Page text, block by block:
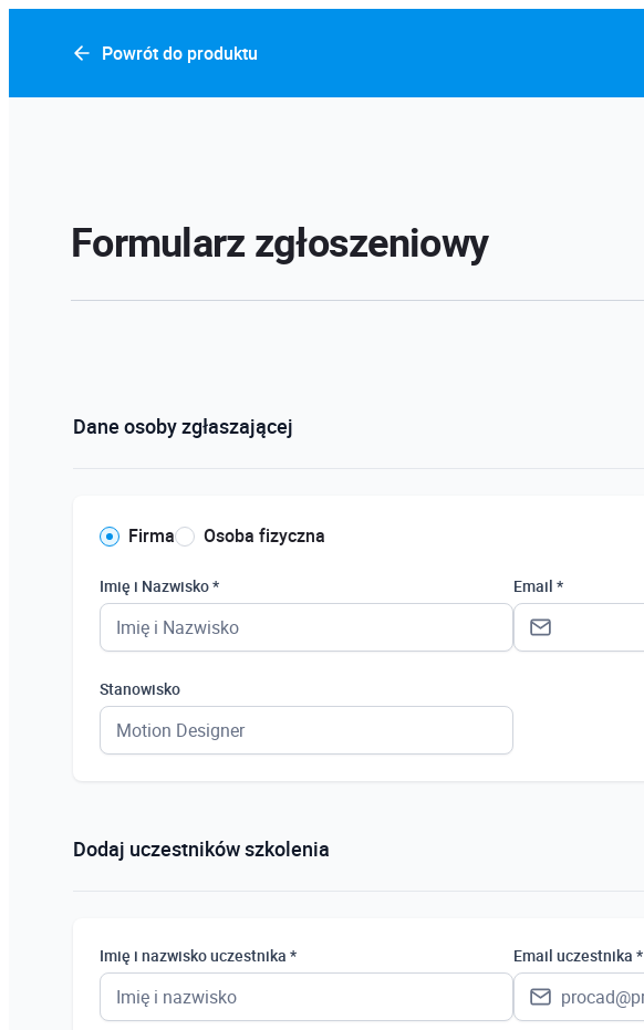
Powrót do produktu
Formularz zgłoszeniowy
Dane osoby zgłaszającej
Firma Osoba fizyczna
Imię i Nazwisko * Email *
Stanowisko
Dodaj uczestników szkolenia
Imię i nazwisko uczestnika * Email uczestnika *